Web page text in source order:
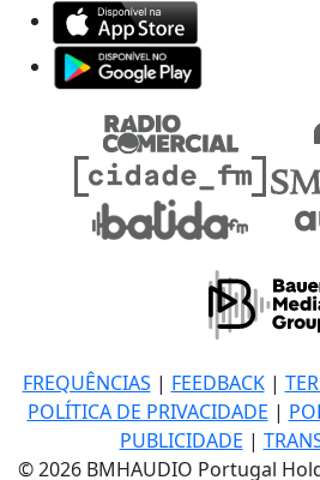
FREQUÊNCIAS | FEEDBACK|
POLÍTICA DE PRIVACIDADE |
PUBLICIDADE |
© 2026 BMHAUDIO Portugal